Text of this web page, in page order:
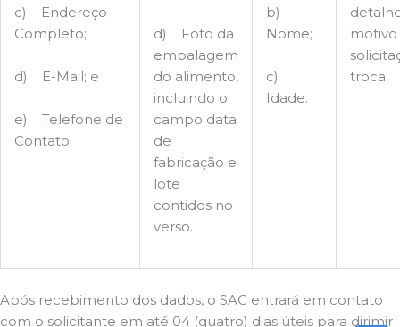
c) Endereço
Completo;
d) E-Mail; e
e) Telefone de
Contato.
d) Foto da
embalagem
do alimento,
incluindo o
campo data
de
fabricação e
lote
contidos no
verso.
b)
Nome;
c)
Idade.
motivo
troca
Após recebimento dos dados, o SAC entrará em contato
com o solicitante em até 04 (quatro) dias úteis para dirimir